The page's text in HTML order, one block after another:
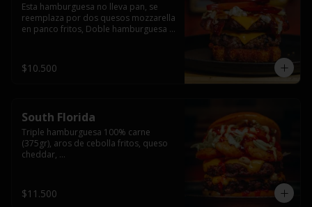
Esta hamburguesa no lleva pan, se
reemplaza por dos quesos mozzarella
en panco fritos, Doble hamburguesa
salsa BBQ acompañado de papas
fritas.
$10.500
South Florida
Triple hamburguesa 100% carne
(375gr), aros de cebolla fritos, queso
cheddar,
$11.500